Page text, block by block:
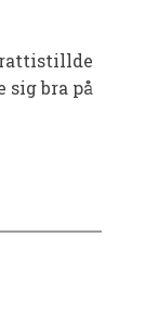
sig bra på